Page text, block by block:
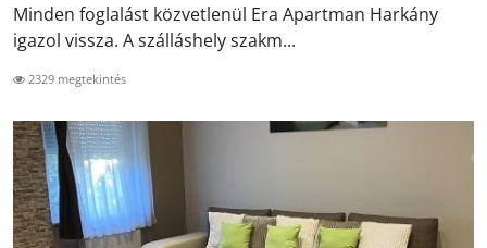
Minden foglalást közvetlenül Era Apartman Harkány
igazol vissza. A szálláshely szakm...
2329 megtekintés